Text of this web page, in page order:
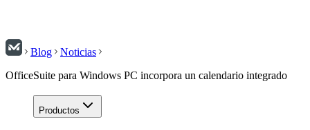
Blog
Noticias
OfficeSuite para Windows PC incorpora un calendario integrado
Productos